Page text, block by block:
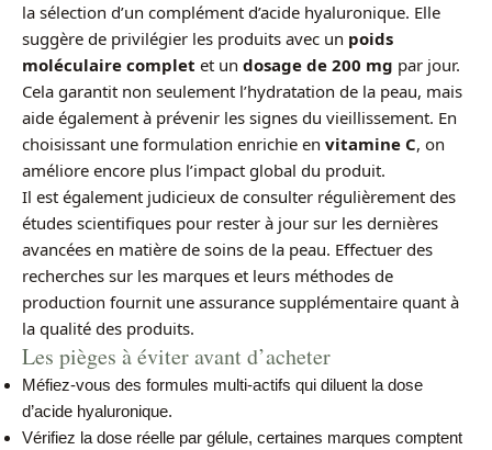
la sélection d’un complément d’acide hyaluronique. Elle
suggère de privilégier les produits avec un poids
moléculaire complet et un dosage de 200 mg par jour.
Cela garantit non seulement l’hydratation de la peau, mais
aide également à prévenir les signes du vieillissement. En
choisissant une formulation enrichie en vitamine C, on
améliore encore plus l’impact global du produit.
Il est également judicieux de consulter régulièrement des
études scientifiques pour rester à jour sur les dernières
avancées en matière de soins de la peau. Effectuer des
recherches sur les marques et leurs méthodes de
production fournit une assurance supplémentaire quant à
la qualité des produits.
Les pièges à éviter avant d’acheter
Méfiez-vous des formules multi-actifs qui diluent la dose
d’acide hyaluronique.
Vérifiez la dose réelle par gélule, certaines marques comptent